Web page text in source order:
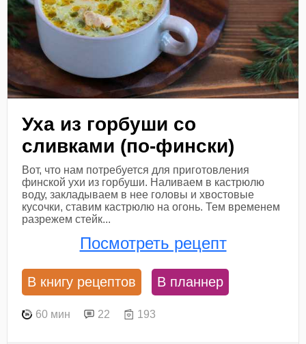
Уха из горбуши со
сливками (по-фински)
Вот, что нам потребуется для приготовления
финской ухи из горбуши. Наливаем в кастрюлю
воду, закладываем в нее головы и хвостовые
кусочки, ставим кастрюлю на огонь. Тем временем
разрежем стейк...
Посмотреть рецепт
В книгу рецептов В планнер
60 мин 22 193